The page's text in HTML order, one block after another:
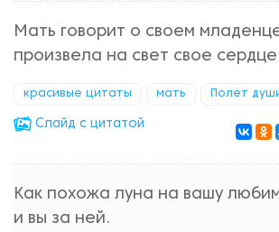
Мать говорит о своем
произвела на свет свое
красивые цитаты мать Полет
Cлайд с цитатой
Как похожа луна на вашу
и вы за ней.